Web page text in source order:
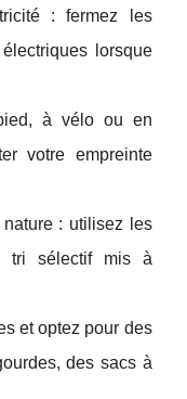
: fermez les
lorsque
à vélo ou en
votre empreinte
: utilisez les
tri sélectif mis à
et optez pour des
des sacs à